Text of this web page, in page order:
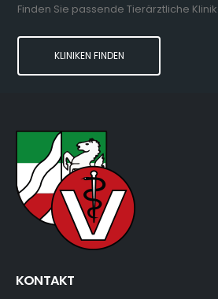
Finden Sie passende Tierärztliche
KLINIKEN FINDEN
KONTAKT